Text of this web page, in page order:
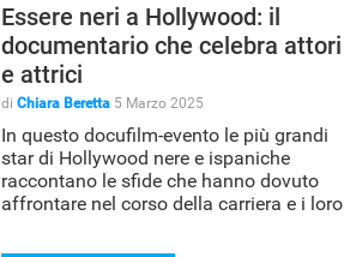
Essere neri a Hollywood: il
documentario che celebra attori
e attrici
di Chiara Beretta 5 Marzo 2025
In questo docufilm-evento le più grandi
star di Hollywood nere e ispaniche
raccontano le sfide che hanno dovuto
affrontare nel corso della carriera e i loro